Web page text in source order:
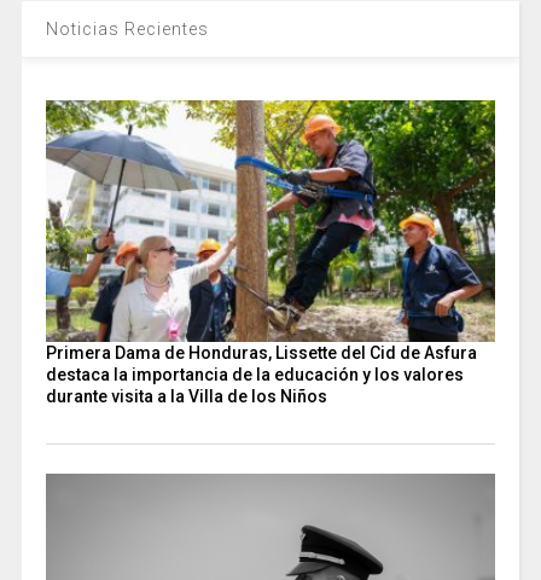
Noticias Recientes
Primera Dama de Honduras, Lissette del Cid de Asfura
destaca la importancia de la educación y los valores
durante visita a la Villa de los Niños